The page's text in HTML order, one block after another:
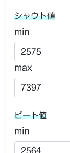
シャウト値
min
max
ビート値
min